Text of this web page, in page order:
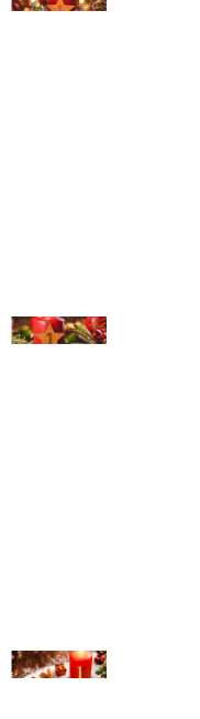
© Michael Bihlmayer
© Michael Bihlmayer